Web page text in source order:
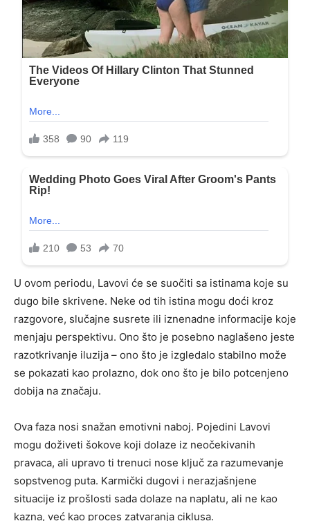
U ovom periodu, Lavovi će se suočiti sa istinama koje su
dugo bile skrivene. Neke od tih istina mogu doći kroz
razgovore, slučajne susrete ili iznenadne informacije koje
menjaju perspektivu. Ono što je posebno naglašeno jeste
razotkrivanje iluzija – ono što je izgledalo stabilno može
se pokazati kao prolazno, dok ono što je bilo potcenjeno
dobija na značaju.
Ova faza nosi snažan emotivni naboj. Pojedini Lavovi
mogu doživeti šokove koji dolaze iz neočekivanih
pravaca, ali upravo ti trenuci nose ključ za razumevanje
sopstvenog puta. Karmički dugovi i nerazjašnjene
situacije iz prošlosti sada dolaze na naplatu, ali ne kao
kazna, već kao proces zatvaranja ciklusa.